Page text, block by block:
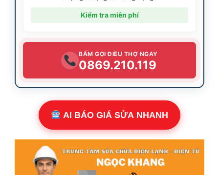
Kiểm tra miễn phí
BẤM GỌI ĐIỀU THỢ NGAY
0869.210.119
AI BÁO GIÁ SỬA NHANH